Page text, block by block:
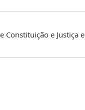
Constituição e Justiça